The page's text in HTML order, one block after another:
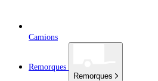
Camions
Remorques
Remorques